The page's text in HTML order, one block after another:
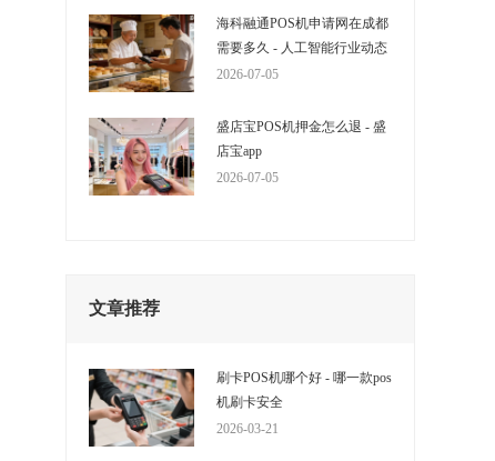
海科融通POS机申请网在成都
需要多久 - 人工智能行业动态
2026-07-05
盛店宝POS机押金怎么退 - 盛
店宝app
2026-07-05
文章推荐
刷卡POS机哪个好 - 哪一款pos
机刷卡安全
2026-03-21